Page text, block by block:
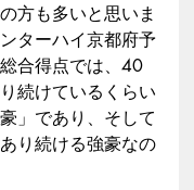
方も多いと思いま
ターハイ京都府予
合得点では、40
続けているくらい
」であり、そして
り続ける強豪なの